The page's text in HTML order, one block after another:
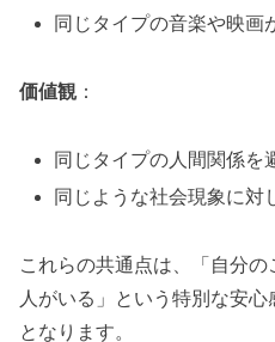
同じタイプの音楽や映画
価値観：
同じタイプの人間関係を
同じような社会現象に対
これらの共通点は、「自分
人がいる」という特別な安
となります。